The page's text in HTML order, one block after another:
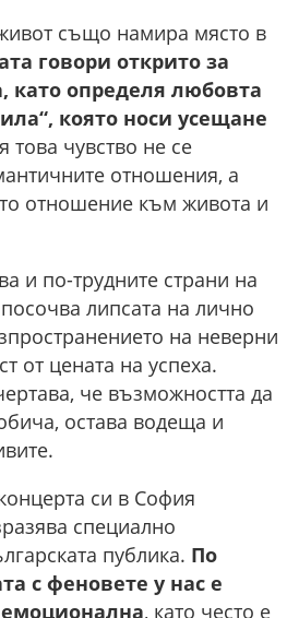
също намира място в
говори открито за
като определя любовта
която носи усещане
това чувство не се
отношения, а
отношение към живота и
и по-трудните страни на
липсата на лично
на неверни
от цената на успеха.
че възможността да
остава водеща и
си в София
специално
публика. По
с феновете у нас е
, като често е